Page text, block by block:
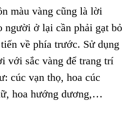
màu vàng cũng là lời
người ở lại cần phải gạt bỏ
về phía trước. Sử dụng
với sắc vàng để trang trí
cúc vạn thọ, hoa cúc
hoa hướng dương,…